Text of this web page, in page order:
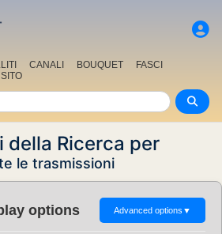
CANALI BOUQUET
FASCI
della Ricerca per
le trasmissioni
options Advanced options ▼